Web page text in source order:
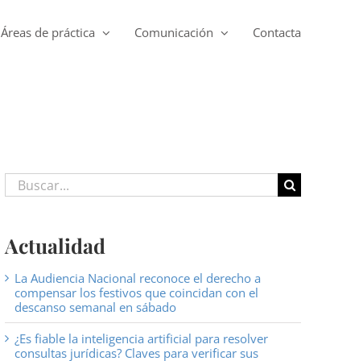
Áreas de práctica Comunicación Contacta
Buscar:
Actualidad
La Audiencia Nacional reconoce el derecho a
compensar los festivos que coincidan con el
descanso semanal en sábado
¿Es fiable la inteligencia artificial para resolver
consultas jurídicas? Claves para verificar sus